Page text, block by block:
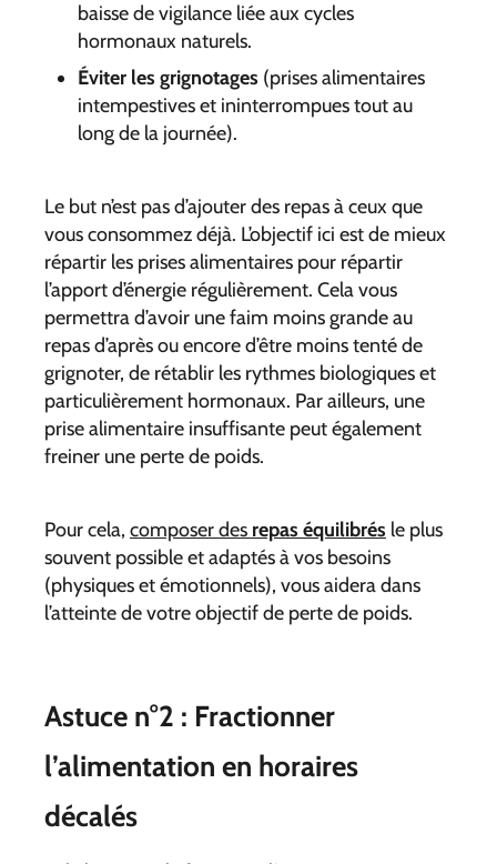
baisse de vigilance liée aux cycles
hormonaux naturels.
Éviter les grignotages (prises alimentaires
intempestives et ininterrompues tout au
long de la journée).
Le but n’est pas d’ajouter des repas à ceux que
vous consommez déjà. L’objectif ici est de mieux
répartir les prises alimentaires pour répartir
l’apport d’énergie régulièrement. Cela vous
permettra d’avoir une faim moins grande au
repas d’après ou encore d’être moins tenté de
grignoter, de rétablir les rythmes biologiques et
particulièrement hormonaux. Par ailleurs, une
prise alimentaire insuffisante peut également
freiner une perte de poids.
Pour cela, composer des repas équilibrés le plus
souvent possible et adaptés à vos besoins
(physiques et émotionnels), vous aidera dans
l’atteinte de votre objectif de perte de poids.
Astuce n°2 : Fractionner
l’alimentation en horaires
décalés